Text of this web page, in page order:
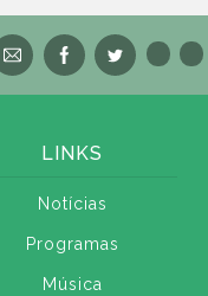
LINKS
Notícias
Programas
Música